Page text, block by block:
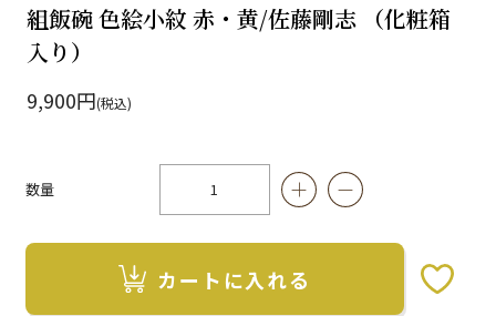
組飯碗 色絵小紋 赤・黄/佐藤剛志 （化粧箱
入り）
9,900円(税込)
数量
カートに入れる